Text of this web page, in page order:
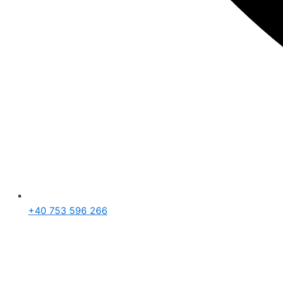
+40 753 596 266